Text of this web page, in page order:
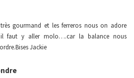
gourmand et les ferreros nous on adore
faut y aller molo….car la balance nous
Jackie